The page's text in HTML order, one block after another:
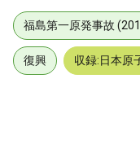
福島第一原発事故
復興 収録:日本原